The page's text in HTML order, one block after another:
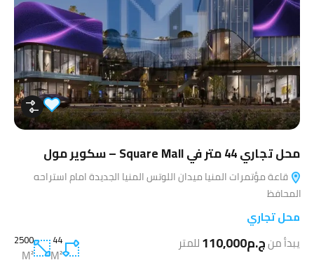
محل تجاري 44 متر في Square Mall – سكوير مول
قاعة مؤتمرات المنيا ميدان اللوتس المنيا الجديدة امام استراحه
المحافظ
محل تجاري
يبدأ منج.م110,000 للمتر 44
M²
2500
M²